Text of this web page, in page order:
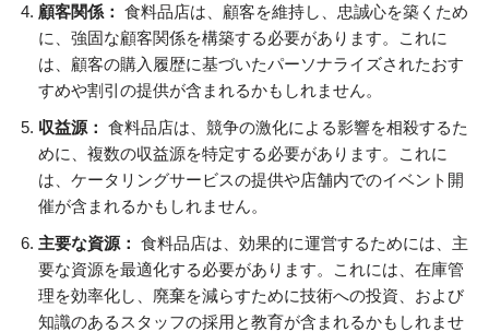
顧客関係： 食料品店は、顧客を維持し、忠誠心を築くため
に、強固な顧客関係を構築する必要があります。これに
は、顧客の購入履歴に基づいたパーソナライズされたおす
すめや割引の提供が含まれるかもしれません。
収益源： 食料品店は、競争の激化による影響を相殺するた
めに、複数の収益源を特定する必要があります。これに
は、ケータリングサービスの提供や店舗内でのイベント開
催が含まれるかもしれません。
主要な資源： 食料品店は、効果的に運営するためには、主
要な資源を最適化する必要があります。これには、在庫管
理を効率化し、廃棄を減らすために技術への投資、および
知識のあるスタッフの採用と教育が含まれるかもしれませ